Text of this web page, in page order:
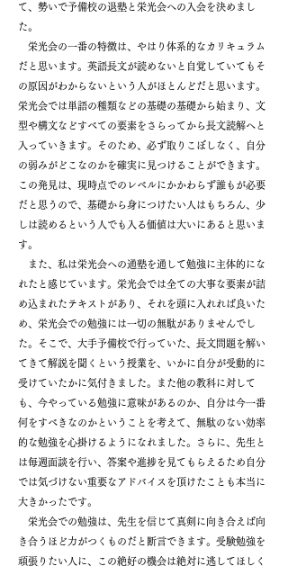
て、勢いで予備校の退塾と栄光会への入会を決めまし
た。
栄光会の一番の特徴は、やはり体系的なカリキュラム
だと思います。英語長文が読めないと自覚していてもそ
の原因がわからないという人がほとんどだと思います。
栄光会では単語の種類などの基礎の基礎から始まり、文
型や構文などすべての要素をさらってから長文読解へと
入っていきます。そのため、必ず取りこぼしなく、自分
の弱みがどこなのかを確実に見つけることができます。
この発見は、現時点でのレベルにかかわらず誰もが必要
だと思うので、基礎から身につけたい人はもちろん、少
しは読めるという人でも入る価値は大いにあると思いま
す。
また、私は栄光会への通塾を通して勉強に主体的にな
れたと感じています。栄光会では全ての大事な要素が詰
め込まれたテキストがあり、それを頭に入れれば良いた
め、栄光会での勉強には一切の無駄がありませんでし
た。そこで、大手予備校で行っていた、長文問題を解い
てきて解説を聞くという授業を、いかに自分が受動的に
受けていたかに気付きました。また他の教科に対して
も、今やっている勉強に意味があるのか、自分は今一番
何をすべきなのかということを考えて、無駄のない効率
的な勉強を心掛けるようになれました。さらに、先生と
は毎週面談を行い、答案や進捗を見てもらえるため自分
では気づけない重要なアドバイスを頂けたことも本当に
大きかったです。
栄光会での勉強は、先生を信じて真剣に向き合えば向
き合うほど力がつくものだと断言できます。受験勉強を
頑張りたい人に、この絶好の機会は絶対に逃してほしく